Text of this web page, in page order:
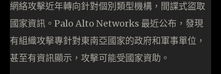
網絡攻擊近年轉向針對個別類型機構，間諜式盜取
國家資訊。Palo Alto Networks 最近公布，發現
有組織攻擊專針對東南亞國家的政府和軍事單位，
甚至有資訊顯示，攻擊可能受國家資助。